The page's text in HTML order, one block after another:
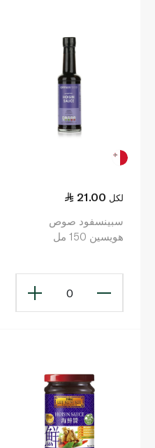
21.00 لكل
سبينسفود صوص
هويسين 150 مل
0